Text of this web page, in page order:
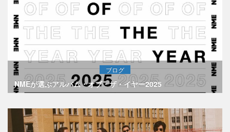
ブログ
NMEが選ぶアルバム・オブ・ザ・イヤー2025